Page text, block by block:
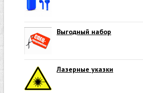
Выгодный набор
Лазерные указки